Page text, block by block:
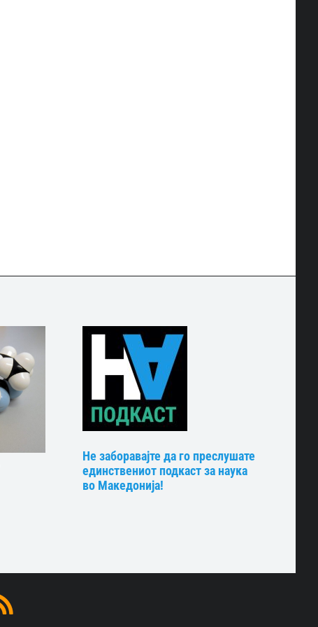
Не заборавајте да го преслушате
единствениот подкаст за наука
во Македонија!